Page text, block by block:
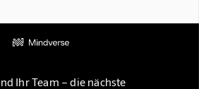
Ihr Team – die nächste